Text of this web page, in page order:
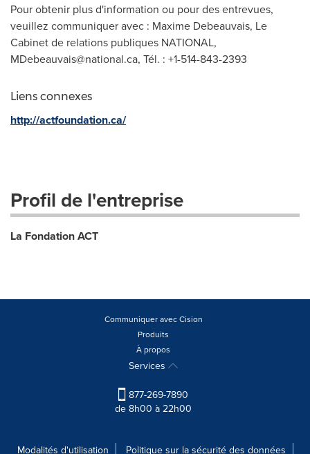
Pour obtenir plus d'information ou pour des entrevues,
veuillez communiquer avec : Maxime Debeauvais, Le
Cabinet de relations publiques NATIONAL,
MDebeauvais@national.ca, Tél. : +1-514-843-2393
Liens connexes
http://actfoundation.ca/
Profil de l'entreprise
La Fondation ACT
Communiquer avec Cision
Produits
À propos
Services
877-269-7890
de 8h00 à 22h00
Modalités d'utilisation Politique sur la sécurité des données